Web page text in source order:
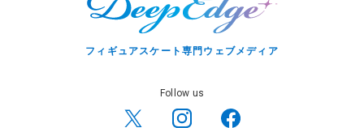
フィギュアスケート専門ウェブメディア
Follow us